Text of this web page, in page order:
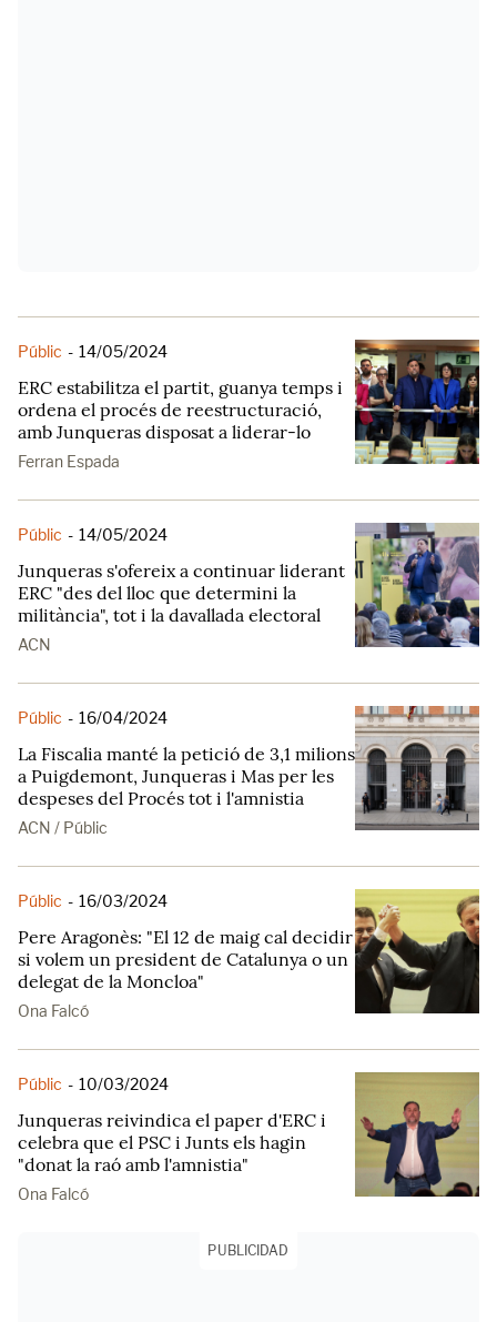
Públic - 14/05/2024
ERC estabilitza el partit, guanya temps i
ordena el procés de reestructuració,
amb Junqueras disposat a liderar-lo
Ferran Espada
Públic - 14/05/2024
Junqueras s'ofereix a continuar liderant
ERC "des del lloc que determini la
militància", tot i la davallada electoral
ACN
Públic - 16/04/2024
La Fiscalia manté la petició de 3,1 milions
a Puigdemont, Junqueras i Mas per les
despeses del Procés tot i l'amnistia
ACN / Públic
Públic - 16/03/2024
Pere Aragonès: "El 12 de maig cal decidir
si volem un president de Catalunya o un
delegat de la Moncloa"
Ona Falcó
Públic - 10/03/2024
Junqueras reivindica el paper d'ERC i
celebra que el PSC i Junts els hagin
"donat la raó amb l'amnistia"
Ona Falcó
PUBLICIDAD